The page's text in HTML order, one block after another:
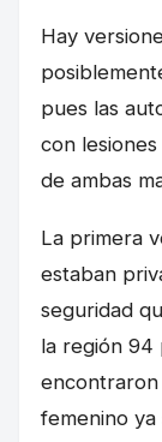
Hay
pues las
con
de ambas
La primera
estaban
seguridad
la región 94
femenino ya